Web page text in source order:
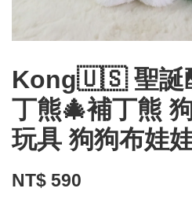
Kong🇺🇸 聖誕
丁熊🎄補丁熊
玩具 狗狗布娃
NT$ 590